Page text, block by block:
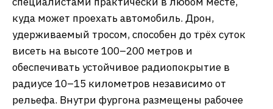
куда может проехать автомобиль. Дрон,
удерживаемый тросом, способен до трёх суток
висеть на высоте 100–200 метров и
обеспечивать устойчивое радиопокрытие в
радиусе 10–15 километров независимо от
рельефа. Внутри фургона размещены рабочее